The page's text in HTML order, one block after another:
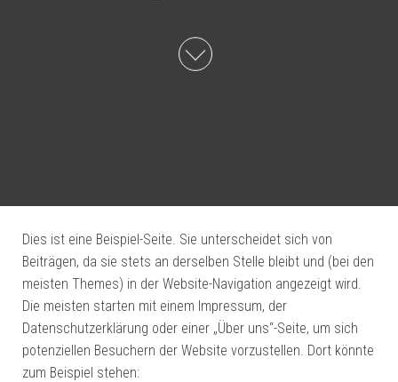
Dies ist eine Beispiel-Seite. Sie unterscheidet sich von
Beiträgen, da sie stets an derselben Stelle bleibt und (bei den
meisten Themes) in der Website-Navigation angezeigt wird.
Die meisten starten mit einem Impressum, der
Datenschutzerklärung oder einer „Über uns“-Seite, um sich
potenziellen Besuchern der Website vorzustellen. Dort könnte
zum Beispiel stehen: